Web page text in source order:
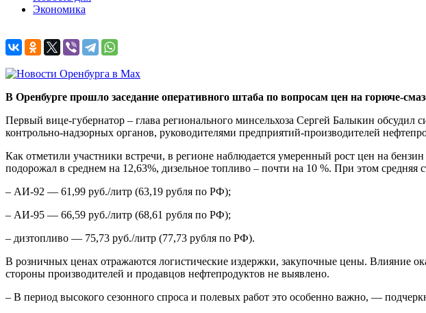
Экономика
В Оренбурге прошло заседание оперативного штаба по вопросам цен на горюче-
Первый вице-губернатор – глава регионального минсельхоза Сергей Балыкин
контрольно-надзорных органов, руководителями предприятий-производителей
Как отметили участники встречи, в регионе наблюдается умеренный рост цен на
подорожал в среднем на 12,63%, дизельное топливо – почти на 10 %. При этом
– АИ-92 — 61,99 руб./литр (63,19 рубля по РФ);
– АИ-95 — 66,59 руб./литр (68,61 рубля по РФ);
– дизтопливо — 75,73 руб./литр (77,73 рубля по РФ).
В розничных ценах отражаются логистические издержки, закупочные цены. Влияние
стороны производителей и продавцов нефтепродуктов не выявлено.
– В период высокого сезонного спроса и полевых работ это особенно важно, —